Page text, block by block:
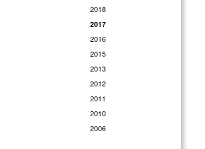
2018
2017
2016
2015
2013
2012
2011
2010
2006